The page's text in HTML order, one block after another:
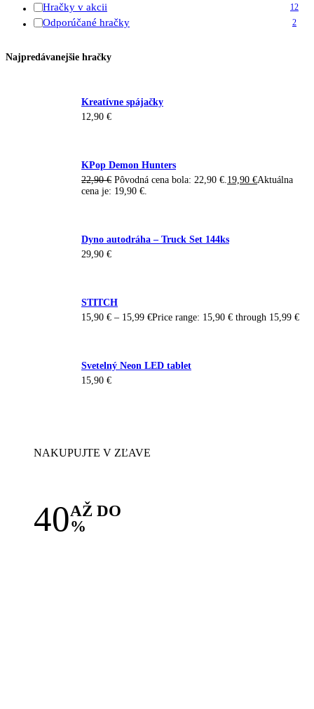
Hračky v akcii 12
Odporúčané hračky 2
Najpredávanejšie hračky
Kreatívne spájačky
12,90 €
KPop Demon Hunters
22,90€ Pôvodná cena bola: 22,90 €. 19,90 €Aktuálna
cena je: 19,90 €.
Dyno autodráha – Truck Set 144ks
29,90 €
STITCH
15,90 € – 15,99 €Price range: 15,90 € through 15,99 €
Svetelný Neon LED tablet
15,90 €
NAKUPUJTE V ZĽAVE
40AŽ DO
%